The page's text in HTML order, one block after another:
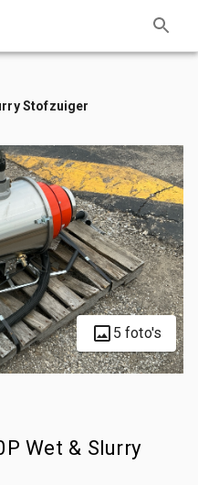
Stofzuiger
5 foto's
Wet & Slurry